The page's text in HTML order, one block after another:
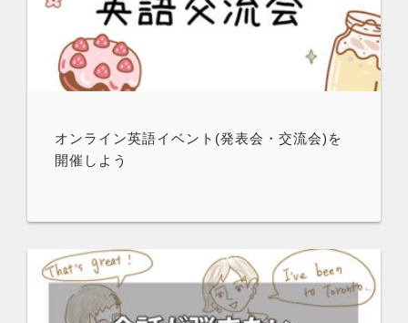
オンライン英語イベント(発表会・交流会)を
開催しよう